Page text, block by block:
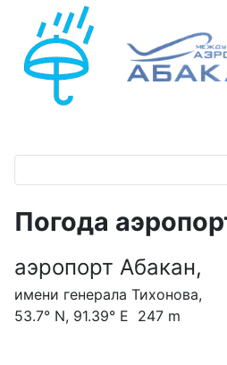
Погода
аэропорт Абакан,
имени генерала Тихонова,
53.7° N, 91.39° E 247 m